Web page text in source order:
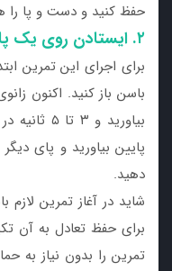
حفظ کنید و دست و پا را
۲. ایستادن روی یک پا
برای اجرای این تمرین
بیاورید
دهید.
شاید در آغاز تمرین
برای حفظ تعادل به آن
تمرین را بدون نیاز به